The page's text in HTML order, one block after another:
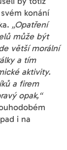
konání
„Opatření
může být
větší morální
a tím
aktivity.
a firem
opak,“
i na